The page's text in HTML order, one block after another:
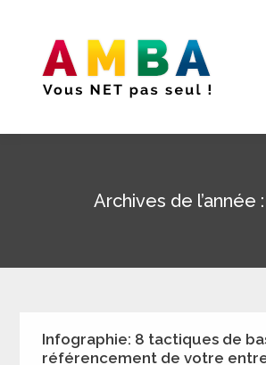
Archives de l’année :
Infographie: 8 tactiques de
référencement de votre